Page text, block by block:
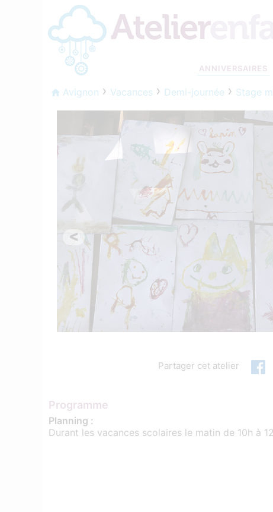
ANNIVERSAIRES
Avignon Vacances Demi-journée Stage
<
Partager cet atelier
Programme
Planning :
Durant les vacances scolaires le matin de 10h à